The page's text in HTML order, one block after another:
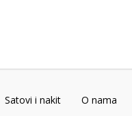
Satovi i nakit O nama